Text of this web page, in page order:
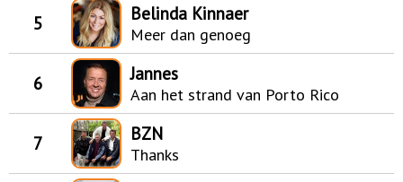
5 Belinda Kinnaer
Meer dan genoeg
6 Jannes
Aan het strand van Porto Rico
7 BZN
Thanks